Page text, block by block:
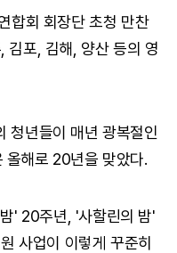
합회 회장단 초청 만찬
김포, 김해, 양산 등의 영
청년들이 매년 광복절인
올해로 20년을 맞았다.
' 20주년, '사할린의 밤'
사업이 이렇게 꾸준히